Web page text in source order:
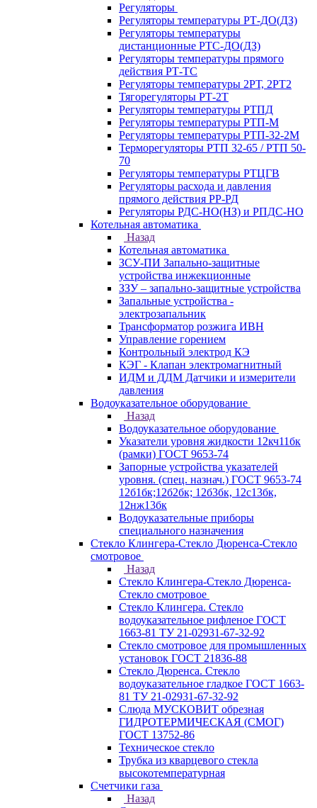
Регуляторы
Регуляторы температуры РТ-ДО(ДЗ)
Регуляторы температуры
дистанционные РТС-ДО(ДЗ)
Регуляторы температуры прямого
действия РТ-ТС
Регуляторы температуры 2РТ, 2РT2
Тягорегуляторы РТ-2Т
Регуляторы температуры РТПД
Регуляторы температуры РТП-M
Регуляторы температуры РТП-32-2М
Терморегуляторы РТП 32-65 / РТП 50-
70
Регуляторы температуры РТЦГВ
Регуляторы расхода и давления
прямого действия РР-РД
Регуляторы РДС-НО(НЗ) и РПДС-НО
Котельная автоматика
Назад
Котельная автоматика
ЗСУ-ПИ Запально-защитные
устройства инжекционные
ЗЗУ – запально-защитные устройства
Запальные устройства -
электрозапальник
Трансформатор розжига ИВН
Управление горением
Контрольный электрод КЭ
КЭГ - Клапан электромагнитный
ИДМ и ДДМ Датчики и измерители
давления
Водоуказательное оборудование
Назад
Водоуказательное оборудование
Указатели уровня жидкости 12кч11бк
(рамки) ГОСТ 9653-74
Запорные устройства указателей
уровня. (спец. назнач.) ГОСТ 9653-74
12б1бк;12б2бк; 12б3бк, 12с13бк,
12нж13бк
Водоуказательные приборы
специального назначения
Стекло Клингера-Стекло Дюренса-Стекло
смотровое
Назад
Стекло Клингера-Стекло Дюренса-
Стекло смотровое
Стекло Клингера. Стекло
водоуказательное рифленое ГОСТ
1663-81 ТУ 21-02931-67-32-92
Стекло смотровое для промышленных
установок ГОСТ 21836-88
Стекло Дюренса. Стекло
водоуказательное гладкое ГОСТ 1663-
81 ТУ 21-02931-67-32-92
Слюда МУСКОВИТ обрезная
ГИДРОТЕРМИЧЕСКАЯ (СМОГ)
ГОСТ 13752-86
Техническое стекло
Трубка из кварцевого стекла
высокотемпературная
Счетчики газа
Назад